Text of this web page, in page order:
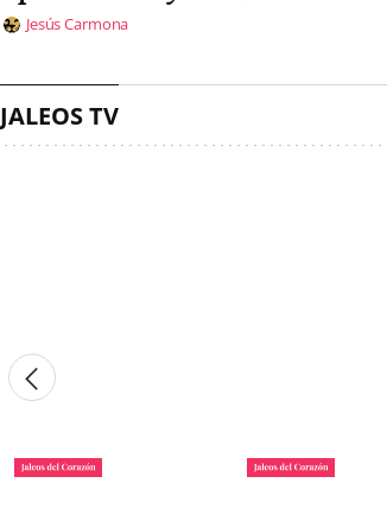
Jesús Carmona
JALEOS TV